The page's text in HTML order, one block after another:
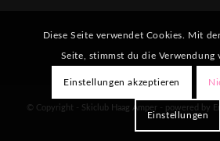
© Copyright - Skiclub Haag Amper- powered by
Diese Seite verwendet Cookies. Mit
Seite, stimmst du die Verwendung
Einstellungen akzeptieren
Einstellungen